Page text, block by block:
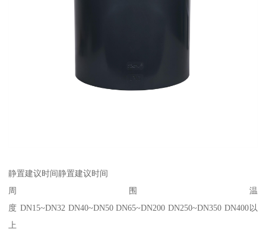
静置建议时间静置建议时间
周围温
度 DN15~DN32 DN40~DN50 DN65~DN200 DN250~DN350 DN400以
上